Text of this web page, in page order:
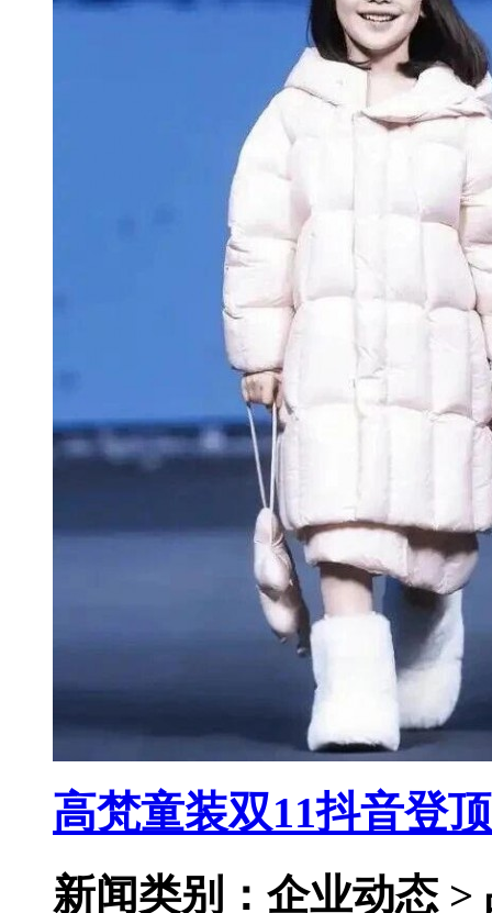
高梵童装双11抖音登
新闻类别：企业动态 >